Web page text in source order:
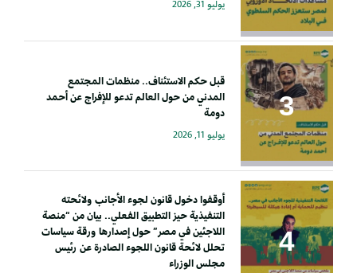
يوليو 31, 2026
قبل حكم الاستئناف.. منظمات المجتمع
المدني من حول العالم تدعو للإفراج عن أحمد
دومة
يوليو 11, 2026
أوقفوا دخول قانون لجوء الأجانب ولائحته
التنفيذية حيز التطبيق الفعلي.. بيان من “منصة
اللاجئين في مصر” حول إصدارها ورقة سياسات
تحلل لائحة قانون اللجوء الصادرة عن رئيس
مجلس الوزراء